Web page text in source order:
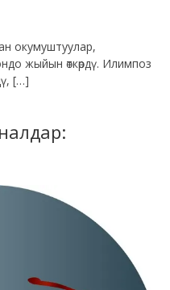
окумуштуулар,
жыйын өткөрдү. Илимпоз
[…]